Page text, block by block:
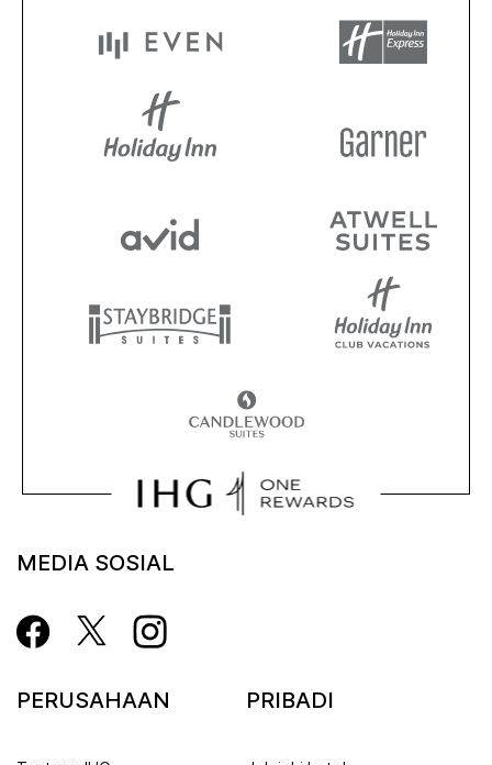
MEDIA SOSIAL
PERUSAHAAN PRIBADI